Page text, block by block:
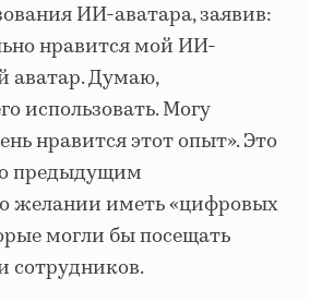
ИИ-аватара, заявив:
нравится мой ИИ-
аватар. Думаю,
использовать. Могу
нравится этот опыт». Это
предыдущим
желании иметь «цифровых
могли бы посещать
сотрудников.